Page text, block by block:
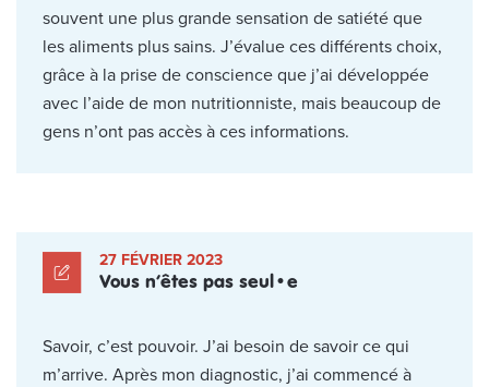
souvent une plus grande sensation de satiété que
les aliments plus sains. J’évalue ces différents choix,
grâce à la prise de conscience que j’ai développée
avec l’aide de mon nutritionniste, mais beaucoup de
gens n’ont pas accès à ces informations.
27 FÉVRIER 2023
Vous n’êtes pas seul•e
Savoir, c’est pouvoir. J’ai besoin de savoir ce qui
m’arrive. Après mon diagnostic, j’ai commencé à